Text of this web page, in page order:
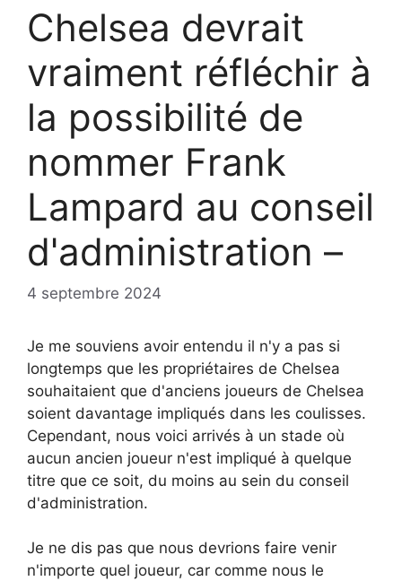
Chelsea devrait
vraiment réfléchir à
la possibilité de
nommer Frank
Lampard au conseil
d'administration –
4 septembre 2024
Je me souviens avoir entendu il n'y a pas si
longtemps que les propriétaires de Chelsea
souhaitaient que d'anciens joueurs de Chelsea
soient davantage impliqués dans les coulisses.
Cependant, nous voici arrivés à un stade où
aucun ancien joueur n'est impliqué à quelque
titre que ce soit, du moins au sein du conseil
d'administration.
Je ne dis pas que nous devrions faire venir
n'importe quel joueur, car comme nous le